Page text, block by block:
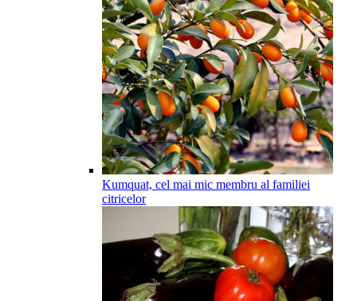
Kumquat, cel mai mic membru al familiei
citricelor